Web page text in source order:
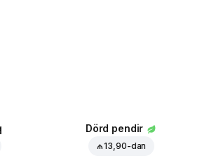
Dörd pendir
₼ 13,90-dan